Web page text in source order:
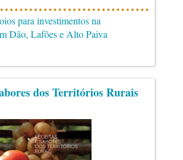
para investimentos na
Dão, Lafões e Alto Paiva
dos Territórios Rurais